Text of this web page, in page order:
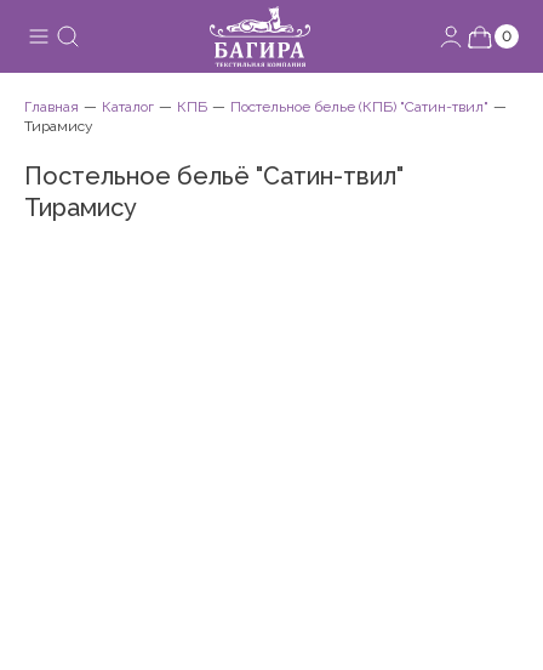
0
Главная Каталог КПБ
Постельное белье (КПБ) "Сатин-твил"
Тирамису
Постельное бельё "Сатин-твил"
Тирамису